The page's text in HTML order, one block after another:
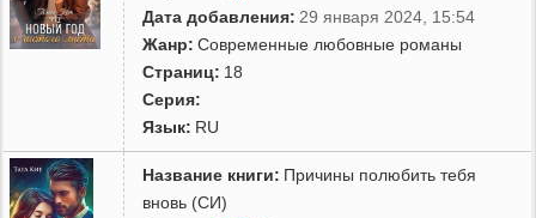
Дата добавления: 29 января 2024, 15:54
Жанр: Современные любовные романы
Страниц: 18
Серия:
Язык: RU
Название книги: Причины полюбить тебя
вновь (СИ)